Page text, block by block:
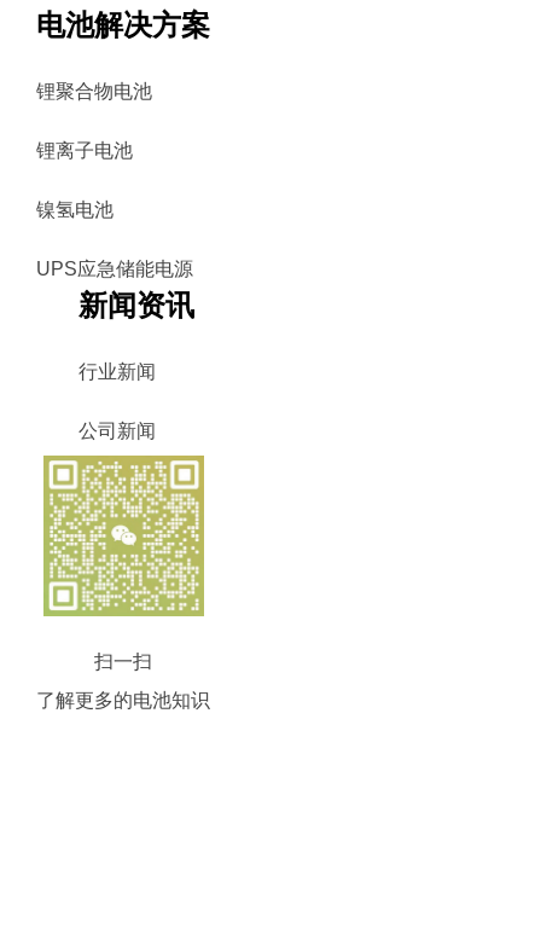
电池解决方案
锂聚合物电池
锂离子电池
镍氢电池
UPS应急储能电源
新闻资讯
行业新闻
公司新闻
扫一扫
了解更多的电池知识